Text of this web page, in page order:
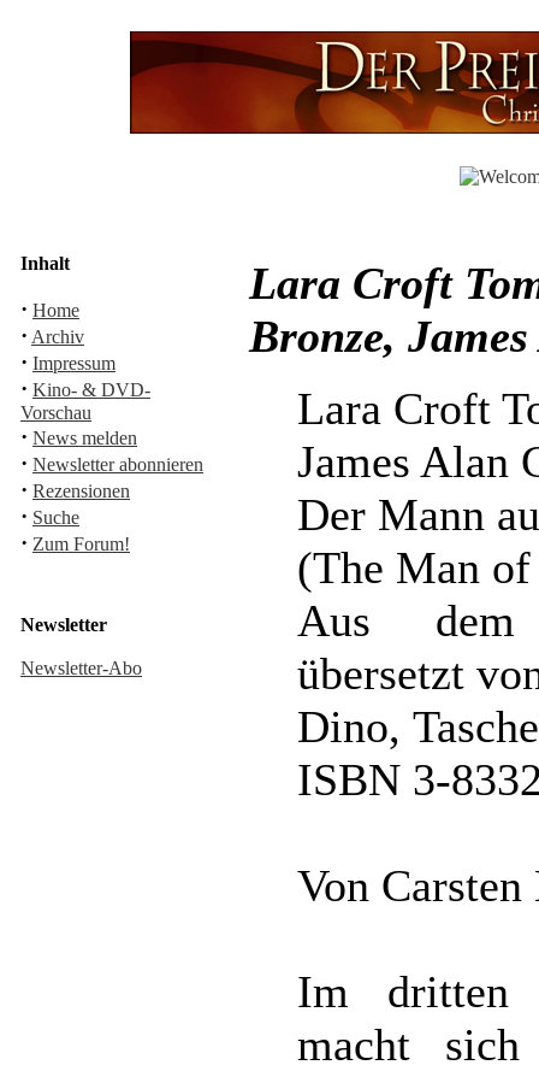
Inhalt
· Home
· Archiv
· Impressum
· Kino- & DVD-
Vorschau
· News melden
· Newsletter abonnieren
· Rezensionen
· Suche
· Zum Forum!
Newsletter
Newsletter-Abo
Lara Croft
Bronze,
Lara Croft
James Alan
Der Mann
(The Man
Aus dem
übersetzt
Dino,
ISBN 3-
Von
Im dritten
macht sich